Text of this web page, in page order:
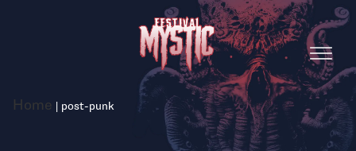
Home | post-punk